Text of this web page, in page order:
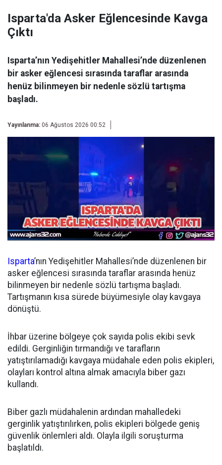
Isparta'da Asker Eğlencesinde Kavga
Çıktı
Isparta’nın Yedişehitler Mahallesi’nde düzenlenen
bir asker eğlencesi sırasında taraflar arasında
henüz bilinmeyen bir nedenle sözlü tartışma
başladı.
Yayınlanma: 06 Ağustos 2026 00:52
Isparta’nın Yedişehitler Mahallesi’nde düzenlenen bir
asker eğlencesi sırasında taraflar arasında henüz
bilinmeyen bir nedenle sözlü tartışma başladı.
Tartışmanın kısa sürede büyümesiyle olay kavgaya
dönüştü.
İhbar üzerine bölgeye çok sayıda polis ekibi sevk
edildi. Gerginliğin tırmandığı ve tarafların
yatıştırılamadığı kavgaya müdahale eden polis ekipleri,
olayları kontrol altına almak amacıyla biber gazı
kullandı.
Biber gazlı müdahalenin ardından mahalledeki
gerginlik yatıştırılırken, polis ekipleri bölgede geniş
güvenlik önlemleri aldı. Olayla ilgili soruşturma
başlatıldı.